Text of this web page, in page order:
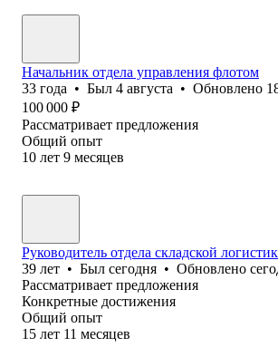
Начальник отдела управления флотом
33 года • Был 4 августа • Обновлено
100 000 ₽
Рассматривает предложения
Общий опыт
10 лет 9 месяцев
Руководитель отдела складской
39 лет • Был сегодня • Обновлено
Рассматривает предложения
Конкретные достижения
Общий опыт
15 лет 11 месяцев